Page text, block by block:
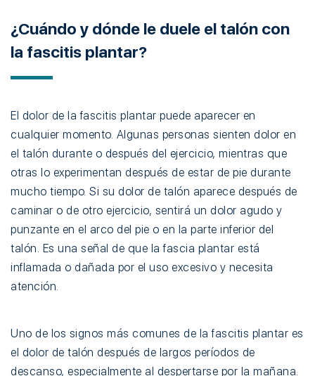
¿Cuándo y dónde le duele el talón con
la fascitis plantar?
El dolor de la fascitis plantar puede aparecer en
cualquier momento. Algunas personas sienten dolor en
el talón durante o después del ejercicio, mientras que
otras lo experimentan después de estar de pie durante
mucho tiempo. Si su dolor de talón aparece después de
caminar o de otro ejercicio, sentirá un dolor agudo y
punzante en el arco del pie o en la parte inferior del
talón. Es una señal de que la fascia plantar está
inflamada o dañada por el uso excesivo y necesita
atención.
Uno de los signos más comunes de la fascitis plantar es
el dolor de talón después de largos períodos de
descanso, especialmente al despertarse por la mañana.